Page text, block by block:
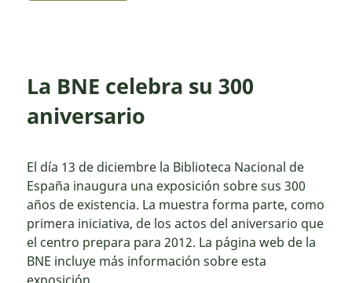
La BNE celebra su 300
aniversario
El día 13 de diciembre la Biblioteca Nacional de
España inaugura una exposición sobre sus 300
años de existencia. La muestra forma parte, como
primera iniciativa, de los actos del aniversario que
el centro prepara para 2012. La página web de la
BNE incluye más información sobre esta